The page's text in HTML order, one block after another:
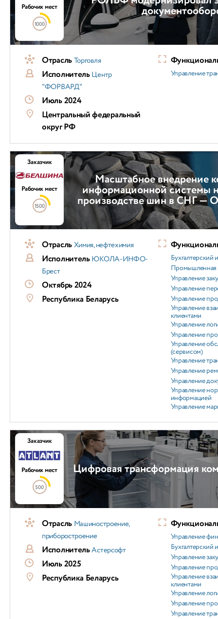
Рабочих мест
1000
ОтрасльТорговля
ИсполнительЦентр
"ФОРВАРД"
Июль 2024
Центральный федеральный
округ РФ
Управление
Масштабное внедрение
информационной системы
производстве шин в СНГ —
Заказчик
Рабочих мест
1500
ОтрасльХимия, нефтехимия
ИсполнительЮКОЛА-ИНФО-
Брест
Октябрь 2024
Республика Беларусь
Бухгалтерский
Промышленная
Управление
Управление
Управление
Управление
клиентами
Управление
Управление
Управление
(сервисом)
Управление
Управление
Управление
Управление
информацией
Управление
Цифровая трансформация
Заказчик
Рабочих мест
500
Отрасль Машиностроение,
приборостроение
ИсполнительАстерсофт
Июль 2025
Республика Беларусь
Управление
Бухгалтерский
Управление
Управление
Управление
клиентами
Управление
Управление
Управление